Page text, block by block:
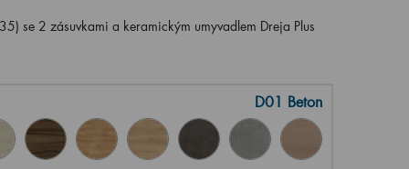
se 2 zásuvkami a keramickým umyvadlem Dreja Plus
D01 Beton